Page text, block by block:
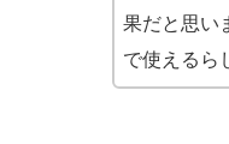
果だと思い
で使えるら